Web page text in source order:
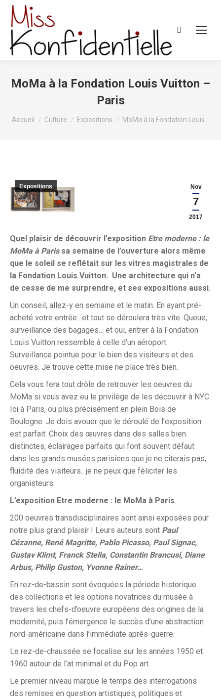
Recherche
MoMa à la Fondation Louis Vuitton –
Paris
Vous êtes ici :
Accueil Culture Expositions MoMa à la Fondation Louis…
Nov
7
2017
Expositions
Quel plaisir de découvrir l’exposition Etre moderne : le
MoMa à Parissa semaine de l’ouverture alors même
que le soleil se reflétait sur les vitres magistrales de
la Fondation Louis Vuitton. Une architecture qui n’a
de cesse de me surprendre, et ses expositions aussi.
Un conseil, allez-y en semaine et le matin. En ayant pré-
acheté votre entrée.. et tout se déroulera très vite. Queue,
surveillance des bagages… et oui, entrer à la Fondation
Louis Vuitton ressemble à celle d’un aéroport.
Surveillance pointue pour le bien des visiteurs et des
oeuvres. Je trouve cette mise ne place très bien.
Cela vous fera tout drôle de retrouver les oeuvres du
MoMa si vous avez eu le privilège de les découvrir à NYC.
Ici à Paris, ou plus précisément en plein Bois de
Boulogne. Je dois avouer que le déroulé de l’exposition
est parfait. Choix des œuvres dans des salles bien
distinctes, éclairages parfaits qui font souvent défaut
dans les grands musées parisiens que je ne citerais pas,
fluidité des visiteurs.. je ne peux que féliciter les
organisteurs.
L’exposition Etre moderne : le MoMa à Paris
200 oeuvres transdisciplinaires sont ainsi exposées pour
notre plus grand plaisir ! Leurs auteurs sont Paul
Cézanne, René Magritte, Pablo Picasso, Paul Signac,
Gustav Klimt, Franck Stella, Constantin Brancusi, Diane
Arbus, Philip Guston, Yvonne Rainer…
En rez-de-bassin sont évoquées la période historique
des collections et les options novatrices du musée à
travers les chefs-d’oeuvre européens des origines de la
modernité, puis l’émergence le succès d’une abstraction
nord-américaine dans l’immédiate après-guerre.
Le rez-de-chaussée se focalise sur les années 1950 et
1960 autour de l’at minimal et du Pop art.
Le premier niveau marque le temps des interrogations
des remises en question artistiques, politiques et